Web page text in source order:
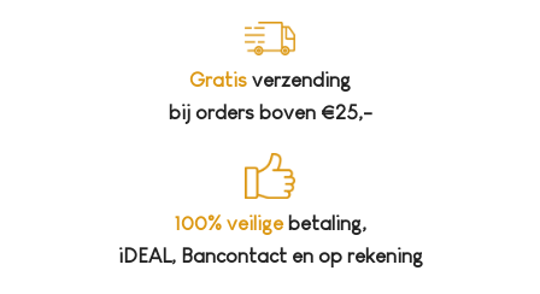
Gratis verzending
bij orders boven €25,-
100% veiligebetaling,
iDEAL, Bancontact en op rekening